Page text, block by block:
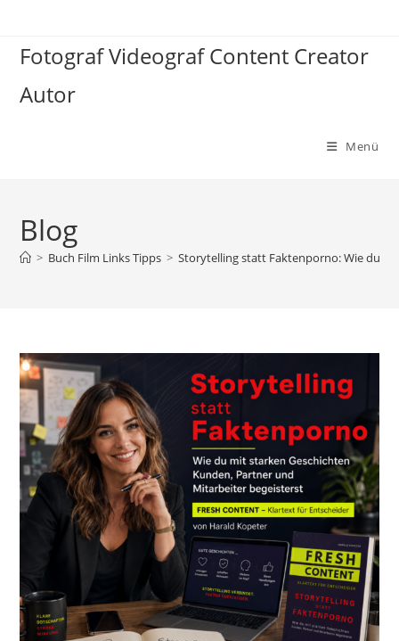
springen
Fotograf Videograf Content Creator
Autor
Menü
Blog
> Buch Film Links Tipps > Storytelling statt Faktenporno: Wie du